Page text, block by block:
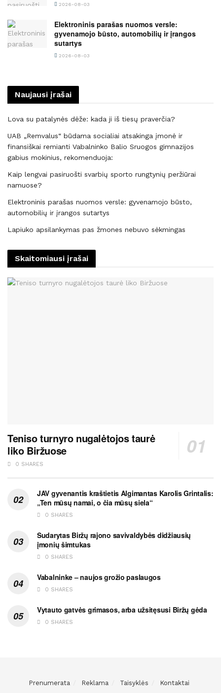
2026-08-03
Elektroninis parašas nuomos versle:
gyvenamojo būsto, automobilių ir įrangos
sutartys
2026-08-03
Naujausi įrašai
Lova su patalynės dėže: kada ji iš tiesų praverčia?
UAB „Remvalus“ būdama socialiai atsakinga įmonė ir
finansiškai remianti Vabalninko Balio Sruogos gimnazijos
gabius mokinius, rekomenduoja:
Kaip lengvai pasiruošti svarbių sporto rungtynių peržiūrai
namuose?
Elektroninis parašas nuomos versle: gyvenamojo būsto,
automobilių ir įrangos sutartys
Lapiuko apsilankymas pas žmones nebuvo sėkmingas
Skaitomiausi įrašai
Teniso turnyro nugalėtojos taurė
liko Biržuose
0 SHARES
JAV gyvenantis kraštietis Algimantas Karolis Grintalis:
„Ten mūsų namai, o čia mūsų siela“
0 SHARES
Sudarytas Biržų rajono savivaldybės didžiausių
įmonių šimtukas
0 SHARES
Vabalninke – naujos grožio paslaugos
0 SHARES
Vytauto gatvės grimasos, arba užsitęsusi Biržų gėda
0 SHARES
Prenumerata Reklama Taisyklės Kontaktai